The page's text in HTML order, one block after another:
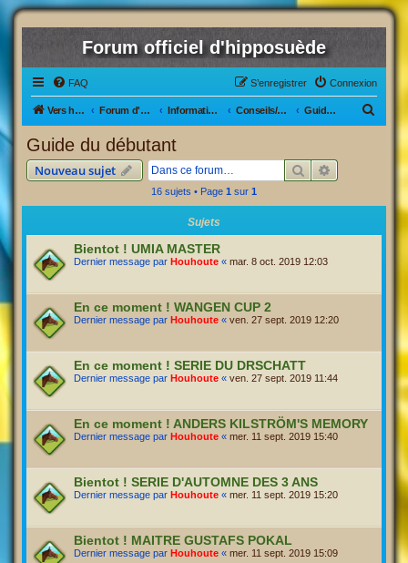
Forum officiel d'hipposuède
FAQ Connexion
S’enregistrer
Vers hipposuède, le jeu ! Forum d'hipposuède Informations générales Conseils/Demande d'aide Guide du débutant
Guide du débutant
Nouveau sujet RechercherRecherche
16 sujets • Page 1 sur 1
Sujets
Bientot ! UMIA MASTER
Dernier message par Houhoute « mar. 8 oct. 2019 12:03
En ce moment ! WANGEN CUP 2
Dernier message par Houhoute « ven. 27 sept. 2019 12:20
En ce moment ! SERIE DU DRSCHATT
Dernier message par Houhoute « ven. 27 sept. 2019 11:44
En ce moment ! ANDERS KILSTRÖM'S MEMORY
Dernier message par Houhoute « mer. 11 sept. 2019 15:40
Bientot ! SERIE D'AUTOMNE DES 3 ANS
Dernier message par Houhoute « mer. 11 sept. 2019 15:20
Bientot ! MAITRE GUSTAFS POKAL
Dernier message par Houhoute « mer. 11 sept. 2019 15:09